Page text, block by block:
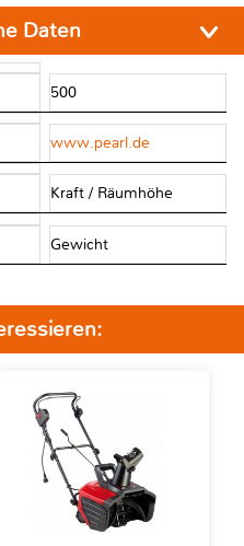
Daten
500
www.pearl.de
Kraft / Räumhöhe
Gewicht